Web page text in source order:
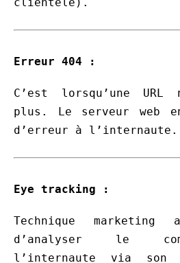
Erreur 404 :
C’est lorsqu’une
plus. Le serveur web
d’erreur à l’internaute.
Eye tracking :
Technique
d’analyser le
l’internaute via son